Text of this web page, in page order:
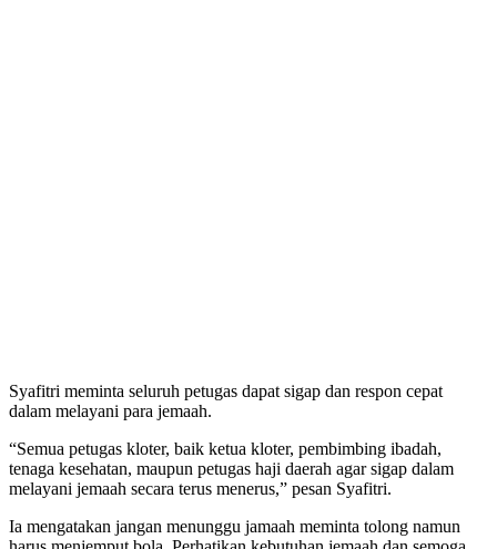
Syafitri meminta seluruh petugas dapat sigap dan respon cepat
dalam melayani para jemaah.
“Semua petugas kloter, baik ketua kloter, pembimbing ibadah,
tenaga kesehatan, maupun petugas haji daerah agar sigap dalam
melayani jemaah secara terus menerus,” pesan Syafitri.
Ia mengatakan jangan menunggu jamaah meminta tolong namun